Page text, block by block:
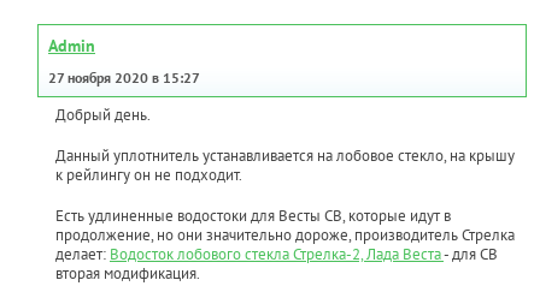
Admin
27 ноября 2020 в 15:27
Добрый день.
Данный уплотнитель устанавливается на лобовое стекло, на крышу
к рейлингу он не подходит.
Есть удлиненные водостоки для Весты СВ, которые идут в
продолжение, но они значительно дороже, производитель Стрелка
делает: Водосток лобового стекла Стрелка-2, Лада Веста- для СВ
вторая модификация.